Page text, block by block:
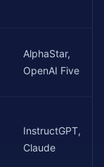
AlphaStar,
OpenAI Five
InstructGPT,
Claude